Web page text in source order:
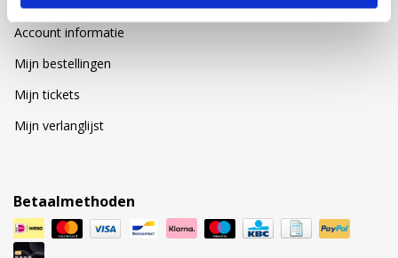
Account informatie
Mijn bestellingen
Mijn tickets
Mijn verlanglijst
Betaalmethoden